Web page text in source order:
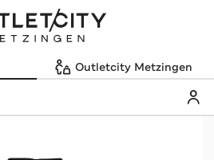
Outletcity Metzingen